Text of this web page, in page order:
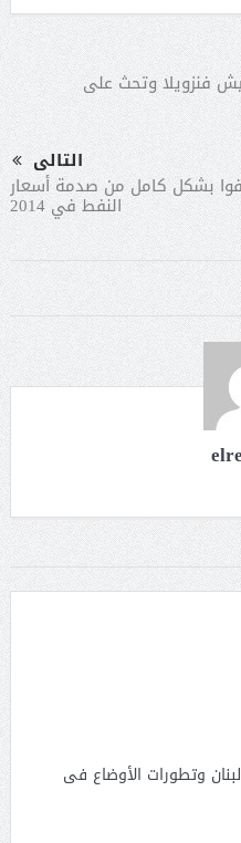
فنزويلا وتحث على
التالى
بشكل كامل من صدمة أسعار
النفط في 2014
وتطورات الأوضاع فى